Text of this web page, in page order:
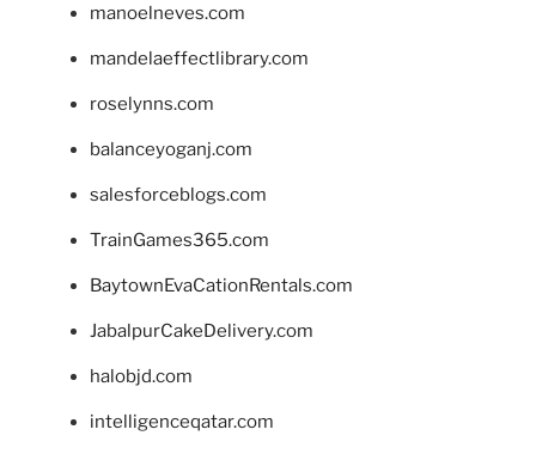
manoelneves.com
mandelaeffectlibrary.com
roselynns.com
balanceyoganj.com
salesforceblogs.com
TrainGames365.com
BaytownEvaCationRentals.com
JabalpurCakeDelivery.com
halobjd.com
intelligenceqatar.com